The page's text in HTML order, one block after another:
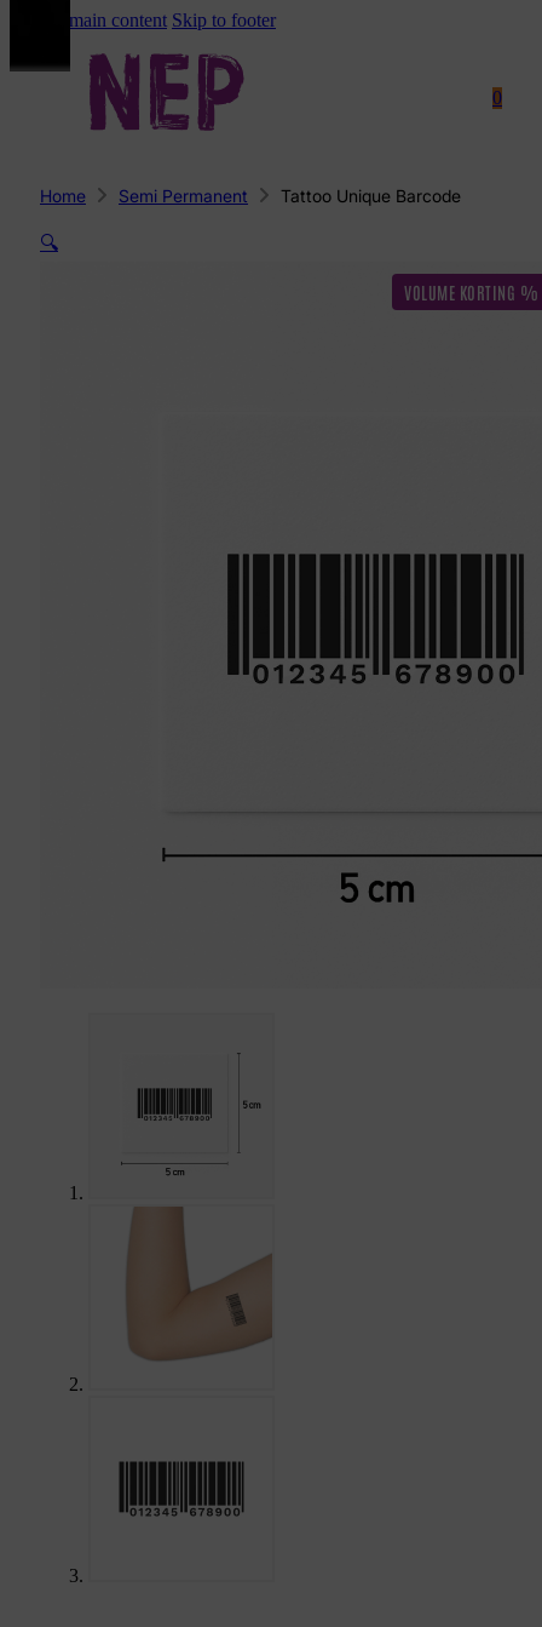
Skip to main content Skip to footer
0
Home Semi Permanent Tattoo Unique Barcode
🔍